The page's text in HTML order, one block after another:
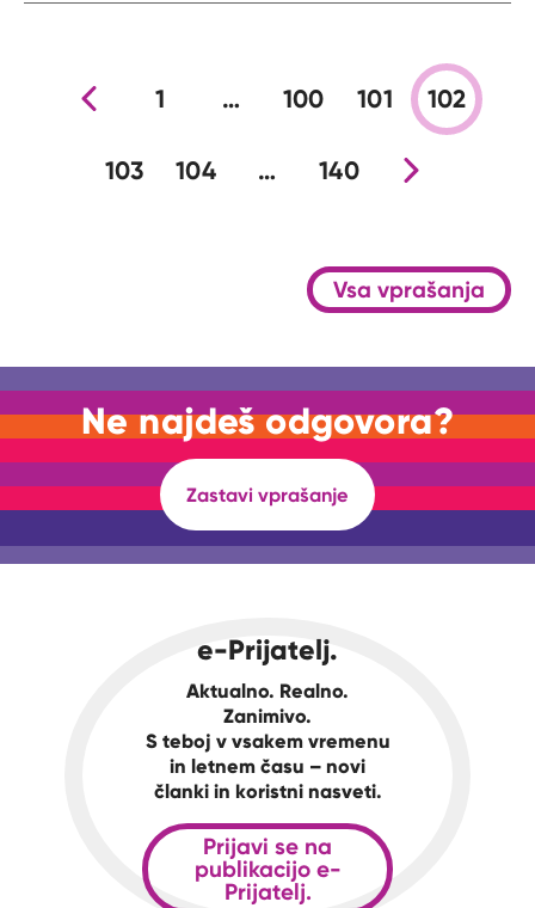
Prejšnja stran
1 … 100 101 102
103 104 … 140Nova stran
Vsa vprašanja
Ne najdeš odgovora?
Zastavi vprašanje
e-Prijatelj.
Aktualno. Realno.
Zanimivo.
S teboj v vsakem vremenu
in letnem času – novi
članki in koristni nasveti.
Prijavi se na
publikacijo e-
Prijatelj.